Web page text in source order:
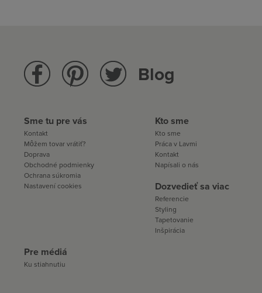
Blog
Sme tu pre vás
Kontakt
Môžem tovar vrátiť?
Doprava
Obchodné podmienky
Ochrana súkromia
Nastavení cookies
Kto sme
Kto sme
Práca v Lavmi
Kontakt
Napísali o nás
Dozvedieť sa viac
Referencie
Styling
Tapetovanie
Inšpirácia
Pre médiá
Ku stiahnutiu